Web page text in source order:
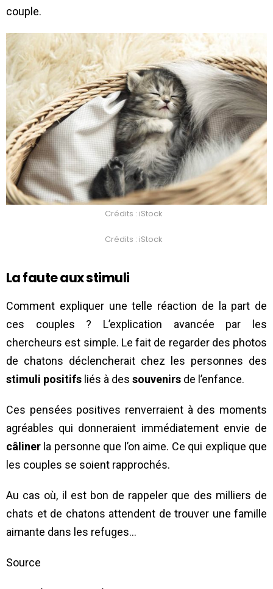
couple.
Crédits : iStock
Crédits : iStock
La faute aux stimuli
Comment expliquer une telle réaction de la part de
ces couples ? L’explication avancée par les
chercheurs est simple. Le fait de regarder des photos
de chatons déclencherait chez les personnes des
stimuli positifs liés à des souvenirs de l’enfance.
Ces pensées positives renverraient à des moments
agréables qui donneraient immédiatement envie de
câliner la personne que l’on aime. Ce qui explique que
les couples se soient rapprochés.
Au cas où, il est bon de rappeler que des milliers de
chats et de chatons attendent de trouver une famille
aimante dans les refuges…
Source